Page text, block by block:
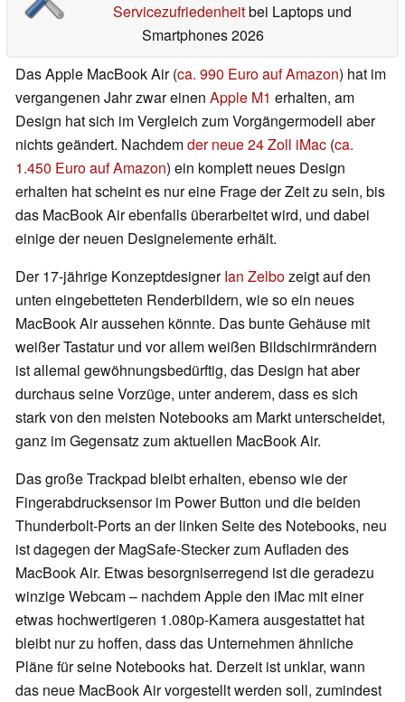
Servicezufriedenheitbei Laptops und
Smartphones 2026
Das Apple MacBook Air (ca. 990 Euro auf Amazon) hat im
vergangenen Jahr zwar einen Apple M1 erhalten, am
Design hat sich im Vergleich zum Vorgängermodell aber
nichts geändert. Nachdemder neue 24 Zoll iMac (ca.
1.450 Euro auf Amazon) ein komplett neues Design
erhalten hat scheint es nur eine Frage der Zeit zu sein, bis
das MacBook Air ebenfalls überarbeitet wird, und dabei
einige der neuen Designelemente erhält.
Der 17-jährige KonzeptdesignerIan Zelbozeigt auf den
unten eingebetteten Renderbildern, wie so ein neues
MacBook Air aussehen könnte. Das bunte Gehäuse mit
weißer Tastatur und vor allem weißen Bildschirmrändern
ist allemal gewöhnungsbedürftig, das Design hat aber
durchaus seine Vorzüge, unter anderem, dass es sich
stark von den meisten Notebooks am Markt unterscheidet,
ganz im Gegensatz zum aktuellen MacBook Air.
Das große Trackpad bleibt erhalten, ebenso wie der
Fingerabdrucksensor im Power Button und die beiden
Thunderbolt-Ports an der linken Seite des Notebooks, neu
ist dagegen der MagSafe-Stecker zum Aufladen des
MacBook Air. Etwas besorgniserregend ist die geradezu
winzige Webcam – nachdem Apple den iMac mit einer
etwas hochwertigeren 1.080p-Kamera ausgestattet hat
bleibt nur zu hoffen, dass das Unternehmen ähnliche
Pläne für seine Notebooks hat. Derzeit ist unklar, wann
das neue MacBook Air vorgestellt werden soll, zumindest